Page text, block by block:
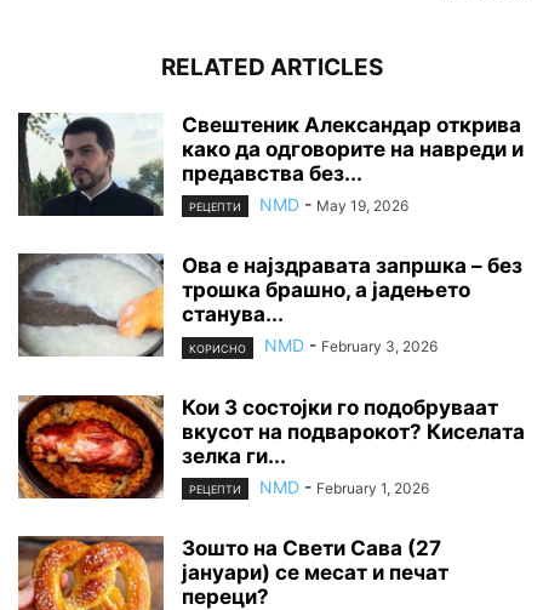
RELATED ARTICLES
Свештеник Александар открива
како да одговорите на навреди и
предавства без...
РЕЦЕПТИ NMD - May 19, 2026
Ова е најздравата запршка – без
трошка брашно, а јадењето
станува...
КОРИСНО NMD - February 3, 2026
Кои 3 состојки го подобруваат
вкусот на подварокот? Киселата
зелка ги...
РЕЦЕПТИ NMD - February 1, 2026
Зошто на Свети Сава (27
јануари) се месат и печат
переци?